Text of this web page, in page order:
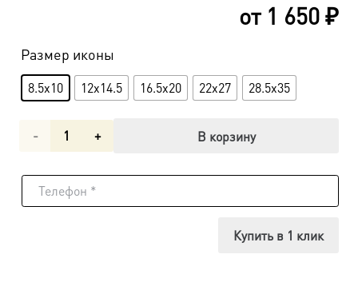
от 1 650₽
Размер иконы
8.5x10 12x14.5 16.5x20 22x27 28.5x35
Количество
Икона
В корзину
Купить в 1 клик